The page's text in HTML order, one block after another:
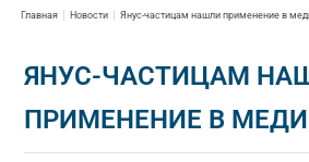
Главная Новости Янус-частицам нашли применение в
ЯНУС-ЧАСТИЦАМ
ПРИМЕНЕНИЕ В